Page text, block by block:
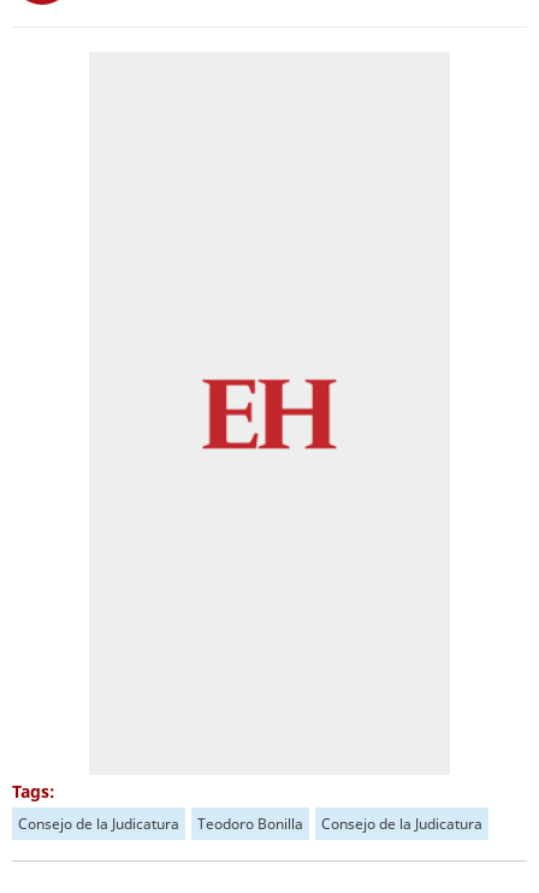
Tags:
Consejo de la Judicatura Teodoro Bonilla Consejo de la Judicatura